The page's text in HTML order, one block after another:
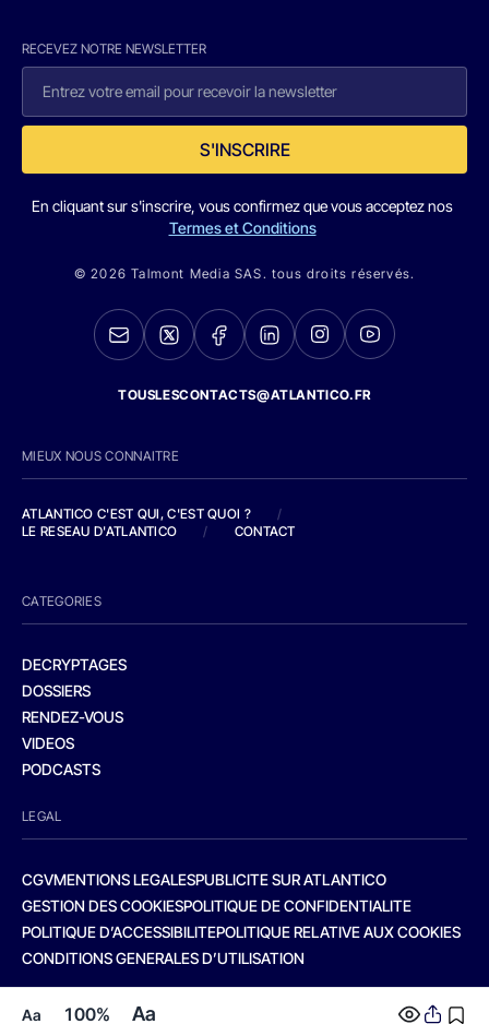
Aa 100% Aa
RECEVEZ NOTRE NEWSLETTER
S'INSCRIRE
En cliquant sur s'inscrire, vous confirmez que vous acceptez nos
Termes et Conditions
© 2026 Talmont Media SAS. tous droits réservés.
TOUSLESCONTACTS@ATLANTICO.FR
MIEUX NOUS CONNAITRE
ATLANTICO C'EST QUI, C'EST QUOI ?
/
LE RESEAU D'ATLANTICO
/ CONTACT
CATEGORIES
DECRYPTAGES
DOSSIERS
RENDEZ-VOUS
VIDEOS
PODCASTS
LEGAL
CGVMENTIONS LEGALESPUBLICITE SUR ATLANTICO
GESTION DES COOKIESPOLITIQUE DE CONFIDENTIALITE
POLITIQUE D’ACCESSIBILITEPOLITIQUE RELATIVE AUX COOKIES
CONDITIONS GENERALES D’UTILISATION